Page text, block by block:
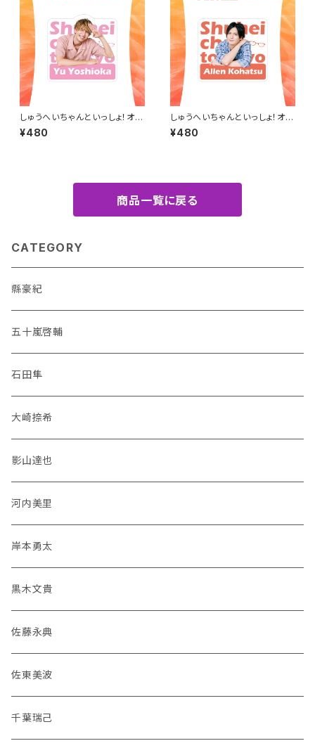
しゅうへいちゃんといっしょ！オリ
ジナルステッカー（吉岡佑）
¥480
しゅうへいちゃんといっしょ！オリ
ジナルステッカー（小波津亜廉）
¥480
商品一覧に戻る
CATEGORY
縣豪紀
五十嵐啓輔
石田隼
大崎捺希
影山達也
河内美里
岸本勇太
黒木文貴
佐藤永典
佐東美波
千葉瑞己